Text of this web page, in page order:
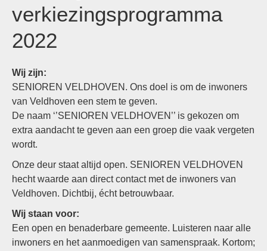
verkiezingsprogramma
2022
Wij zijn:
SENIOREN VELDHOVEN. Ons doel is om de inwoners
van Veldhoven een stem te geven.
De naam ‘’SENIOREN VELDHOVEN’’ is gekozen om
extra aandacht te geven aan een groep die vaak vergeten
wordt.
Onze deur staat altijd open. SENIOREN VELDHOVEN
hecht waarde aan direct contact met de inwoners van
Veldhoven. Dichtbij, écht betrouwbaar.
Wij staan voor:
Een open en benaderbare gemeente. Luisteren naar alle
inwoners en het aanmoedigen van samenspraak. Kortom;